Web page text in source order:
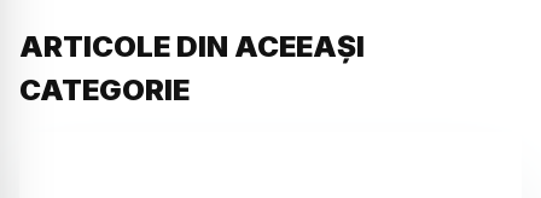
ARTICOLE DIN ACEEAȘI
CATEGORIE